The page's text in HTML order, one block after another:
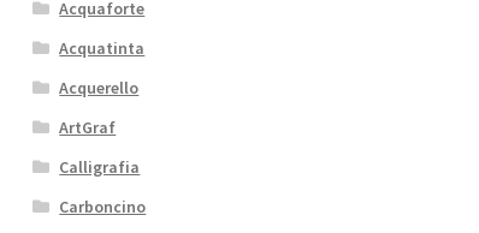
Acquaforte
Acquatinta
Acquerello
ArtGraf
Calligrafia
Carboncino